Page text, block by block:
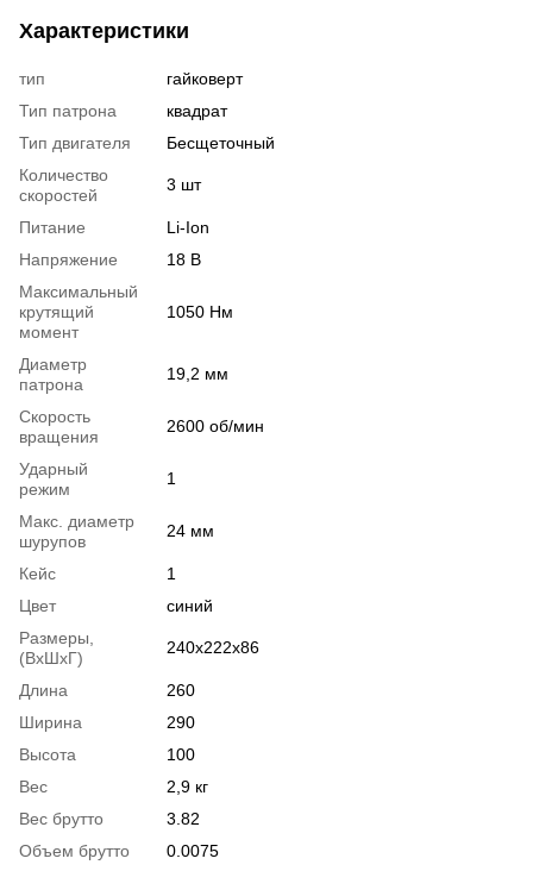
Характеристики
тип
гайковерт
Тип патрона
квадрат
Тип двигателя
Бесщеточный
Количество
скоростей
3 шт
Питание
Li-Ion
Напряжение
18 В
Максимальный
крутящий
момент
1050 Нм
Диаметр
патрона
19,2 мм
Скорость
вращения
2600 об/мин
Ударный
режим
1
Макс. диаметр
шурупов
24 мм
Кейс
1
Цвет
синий
Размеры,
(ВхШхГ)
240х222х86
Длина
260
Ширина
290
Высота
100
Вес
2,9 кг
Вес брутто
3.82
Объем брутто
0.0075